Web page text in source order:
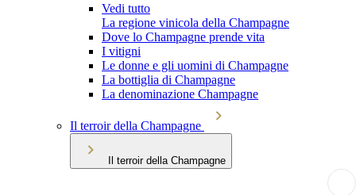
Vedi tutto
La regione vinicola della Champagne
Dove lo Champagne prende vita
I vitigni
Le donne e gli uomini di Champagne
La bottiglia di Champagne
La denominazione Champagne
Il terroir della Champagne
Il terroir della Champagne